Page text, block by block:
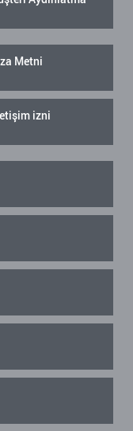
Metni
izni